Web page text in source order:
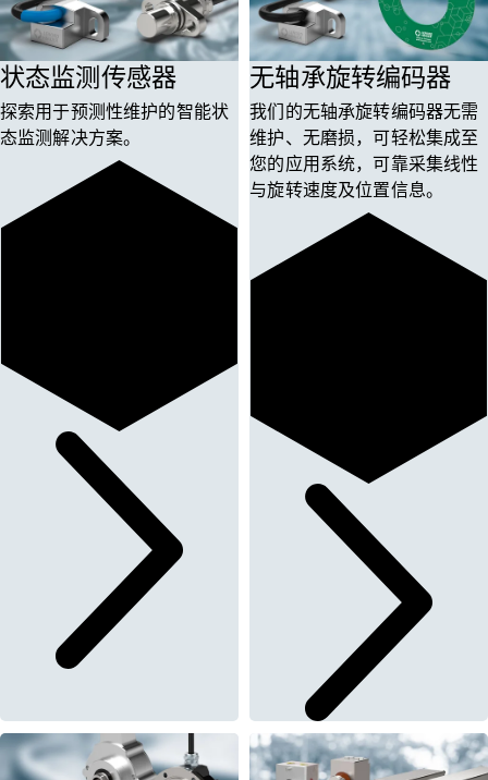
状态监测传感器
探索用于预测性维护的智能状
态监测解决方案。
无轴承旋转编码器
我们的无轴承旋转编码器无需
维护、无磨损，可轻松集成至
您的应用系统，可靠采集线性
与旋转速度及位置信息。